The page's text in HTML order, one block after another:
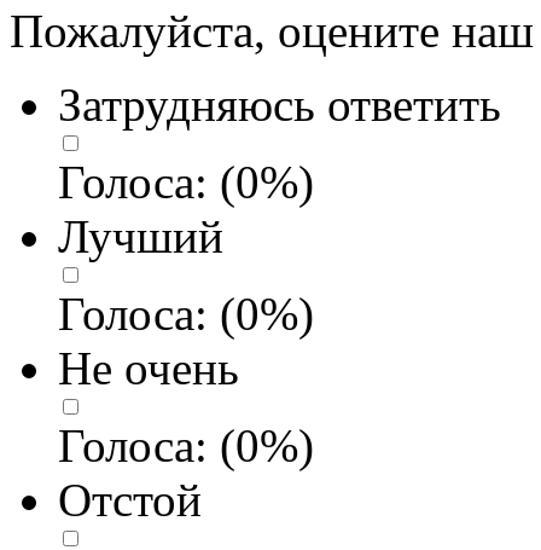
Пожалуйста, оцените наш
Затрудняюсь ответить
Голоса: (0%)
Лучший
Голоса: (0%)
Не очень
Голоса: (0%)
Отстой